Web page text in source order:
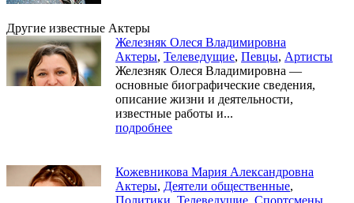
Другие известные Актеры
Железняк Олеся Владимировна
Актеры, Телеведущие, Певцы, Артисты
Железняк Олеся Владимировна —
основные биографические сведения,
описание жизни и деятельности,
известные работы и...
подробнее
Кожевникова Мария Александровна
Актеры, Деятели общественные,
Политики Телеведущие Спортсмены